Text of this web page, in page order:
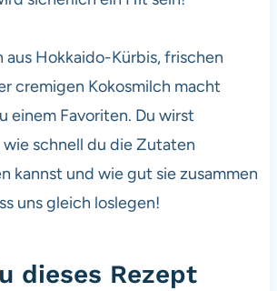
aus Hokkaido-Kürbis, frischen
cremigen Kokosmilch macht
einem Favoriten. Du wirst
schnell du die Zutaten
kannst und wie gut sie zusammen
uns gleich loslegen!
dieses Rezept